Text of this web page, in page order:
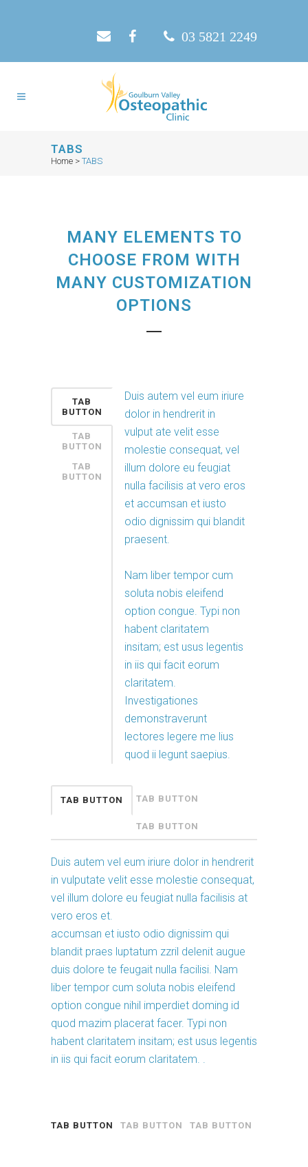
03 5821 2249
TABS
Home > TABS
MANY ELEMENTS TO
CHOOSE FROM WITH
MANY CUSTOMIZATION
OPTIONS
TAB
BUTTON
TAB
BUTTON
TAB
BUTTON
Duis autem vel eum iriure
dolor in hendrerit in
vulput ate velit esse
molestie consequat, vel
illum dolore eu feugiat
nulla facilisis at vero eros
et accumsan et iusto
odio dignissim qui blandit
praesent.
Nam liber tempor cum
soluta nobis eleifend
option congue. Typi non
habent claritatem
insitam; est usus legentis
in iis qui facit eorum
claritatem.
Investigationes
demonstraverunt
lectores legere me lius
quod ii legunt saepius.
TAB BUTTON TAB BUTTON
TAB BUTTON
Duis autem vel eum iriure dolor in hendrerit
in vulputate velit esse molestie consequat,
vel illum dolore eu feugiat nulla facilisis at
vero eros et.
accumsan et iusto odio dignissim qui
blandit praes luptatum zzril delenit augue
duis dolore te feugait nulla facilisi. Nam
liber tempor cum soluta nobis eleifend
option congue nihil imperdiet doming id
quod mazim placerat facer. Typi non
habent claritatem insitam; est usus legentis
in iis qui facit eorum claritatem. .
TAB BUTTON TAB BUTTON TAB BUTTON